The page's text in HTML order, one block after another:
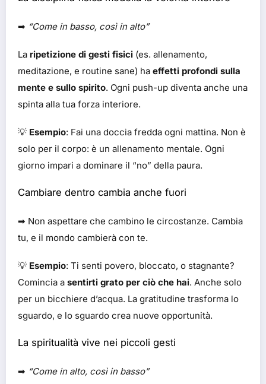
➡ “Come in basso, così in alto”
La ripetizione di gesti fisici (es. allenamento,
meditazione, e routine sane) ha effetti profondi sulla
mente e sullo spirito. Ogni push-up diventa anche una
spinta alla tua forza interiore.
💡 Esempio: Fai una doccia fredda ogni mattina. Non è
solo per il corpo: è un allenamento mentale. Ogni
giorno impari a dominare il “no” della paura.
Cambiare dentro cambia anche fuori
➡ Non aspettare che cambino le circostanze. Cambia
tu, e il mondo cambierà con te.
💡 Esempio: Ti senti povero, bloccato, o stagnante?
Comincia a sentirti grato per ciò che hai. Anche solo
per un bicchiere d’acqua. La gratitudine trasforma lo
sguardo, e lo sguardo crea nuove opportunità.
La spiritualità vive nei piccoli gesti
➡ “Come in alto, così in basso”